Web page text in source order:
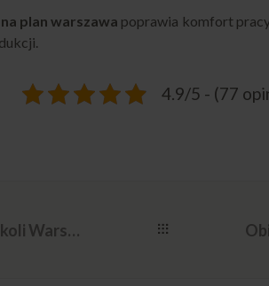
plan warszawa poprawia komfort
4.9/5 - (77
Jedzenie dla przedszkoli Warszawa – zasady i przykłady